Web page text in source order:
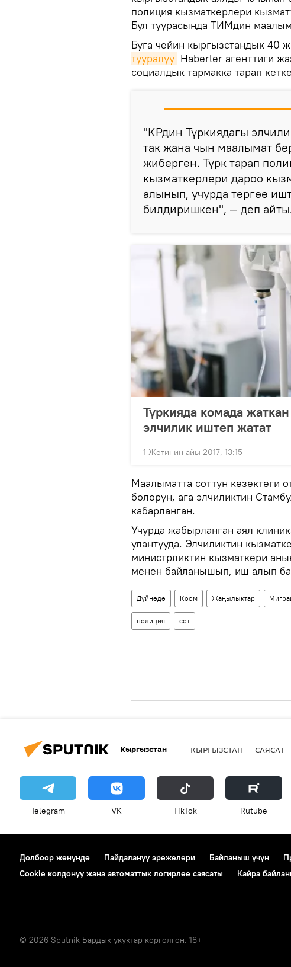
полиция кызматкерлери
Бул туурасында ТИМдин
Буга чейин кыргызстандык 40
тууралуу Haberler агенттиги
социалдык тармакка тарап
"КРдин Түркиядагы
так жана чын маалымат
жиберген. Түрк тарап
кызматкерлери дароо
алынып, учурда тергөө
билдиришкен", — деп
Түркияда комада
элчилик иштеп жатат
1 Жетинин айы 2017, 13:15
Маалыматта соттун кезектеги
болорун, ага элчиликтин
кабарланган.
Учурда жабырланган аял
улантууда. Элчиликтин
министрликтин кызматкери
менен байланышып, иш алып
Дүйнөдө Коом Жаңылыктар
полиция сот
Кыргызстан КЫРГЫЗСТАН САЯСАТ
Telegram VK ТikТоk Rutube
Долбоор жөнүндө Пайдалануу эрежелери Байланыш үчүн
Cookie колдонуу жана автоматтык логирлөө саясаты
Кайра
© 2026 Sputnik Бардык укуктар корголгон. 18+